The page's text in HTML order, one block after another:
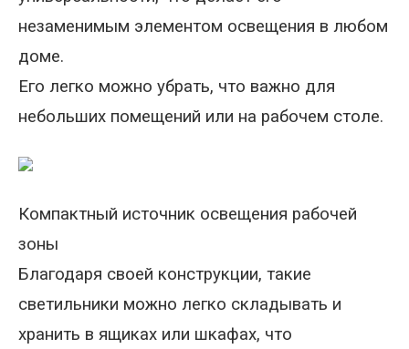
незаменимым элементом освещения в любом
доме.
Его легко можно убрать, что важно для
небольших помещений или на рабочем столе.
Компактный источник освещения рабочей
зоны
Благодаря своей конструкции, такие
светильники можно легко складывать и
хранить в ящиках или шкафах, что